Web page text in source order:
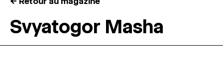
RÉSIDENCES ↓
Svyatogor Masha